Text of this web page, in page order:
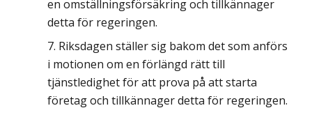
en omställningsförsäkring och tillkännager
detta för regeringen.
Riksdagen ställer sig bakom det som anförs
i motionen om en förlängd rätt till
tjänstledighet för att prova på att starta
företag och tillkännager detta för regeringen.